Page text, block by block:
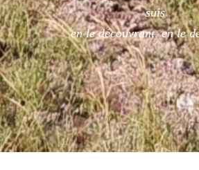
suis
en le découvrant, en le